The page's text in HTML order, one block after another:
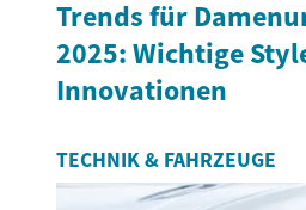
Trends für
2025: Wichtige
Innovationen
TECHNIK & FAHRZEUGE